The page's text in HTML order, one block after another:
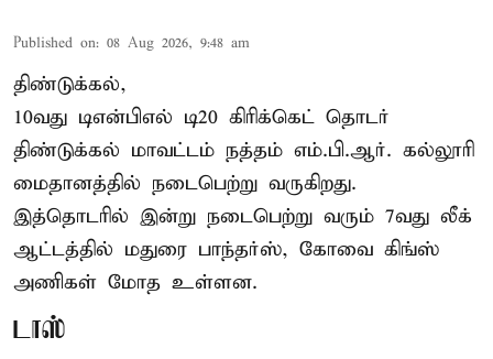
Published on: 08 Aug 2026, 9:48 am
திண்டுக்கல்,
10வது டிஎன்பிஎல் டி20 கிரிக்கெட் தொடர்
திண்டுக்கல் மாவட்டம் நத்தம் எம்.பி.ஆர். கல்லூரி
மைதானத்தில் நடைபெற்று வருகிறது.
இத்தொடரில் இன்று நடைபெற்று வரும் 7வது லீக்
ஆட்டத்தில் மதுரை பாந்தர்ஸ், கோவை கிங்ஸ்
அணிகள் மோத உள்ளன.
டாஸ்